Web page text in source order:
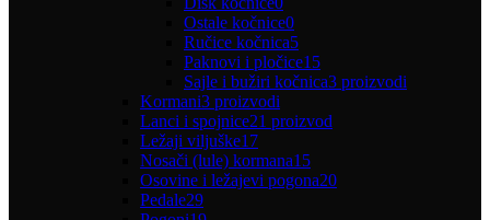
Ostale kočnice0
Ručice kočnica5
Paknovi i pločice15
Sajle i bužiri kočnica3 proizvodi
Kormani3 proizvodi
Lanci i spojnice21 proizvod
Ležaji viljuške17
Nosači (lule) kormana15
Osovine i ležajevi pogona20
Pedale29